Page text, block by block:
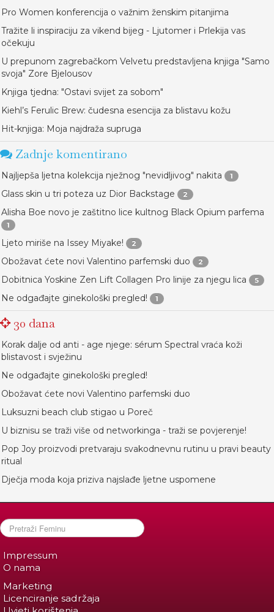
Pro Women konferencija o važnim ženskim pitanjima
Tražite li inspiraciju za vikend bijeg - Ljutomer i Prlekija vas
očekuju
U prepunom zagrebačkom Velvetu predstavljena knjiga "Samo
svoja" Zore Bjelousov
Knjiga tjedna: "Ostavi svijet za sobom"
Kiehl’s Ferulic Brew: čudesna esencija za blistavu kožu
Hit-knjiga: Moja najdraža supruga
Zadnje komentirano
Najljepša ljetna kolekcija nježnog "nevidljivog" nakita 1
Glass skin u tri poteza uz Dior Backstage 2
Alisha Boe novo je zaštitno lice kultnog Black Opium parfema
1
Ljeto miriše na Issey Miyake! 2
Obožavat ćete novi Valentino parfemski duo 2
Dobitnica Yoskine Zen Lift Collagen Pro linije za njegu lica 5
Ne odgađajte ginekološki pregled! 1
30 dana
Korak dalje od anti - age njege: sérum Spectral vraća koži
blistavost i svježinu
Ne odgađajte ginekološki pregled!
Obožavat ćete novi Valentino parfemski duo
Luksuzni beach club stigao u Poreč
U biznisu se traži više od networkinga - traži se povjerenje!
Pop Joy proizvodi pretvaraju svakodnevnu rutinu u pravi beauty
ritual
Dječja moda koja priziva najslađe ljetne uspomene
Impressum
O nama
Marketing
Licenciranje sadržaja